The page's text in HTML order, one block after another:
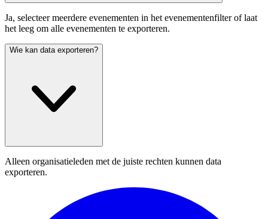
Ja, selecteer meerdere evenementen in het evenementenfilter of laat
het leeg om alle evenementen te exporteren.
Wie kan data exporteren?
Alleen organisatieleden met de juiste rechten kunnen data
exporteren.